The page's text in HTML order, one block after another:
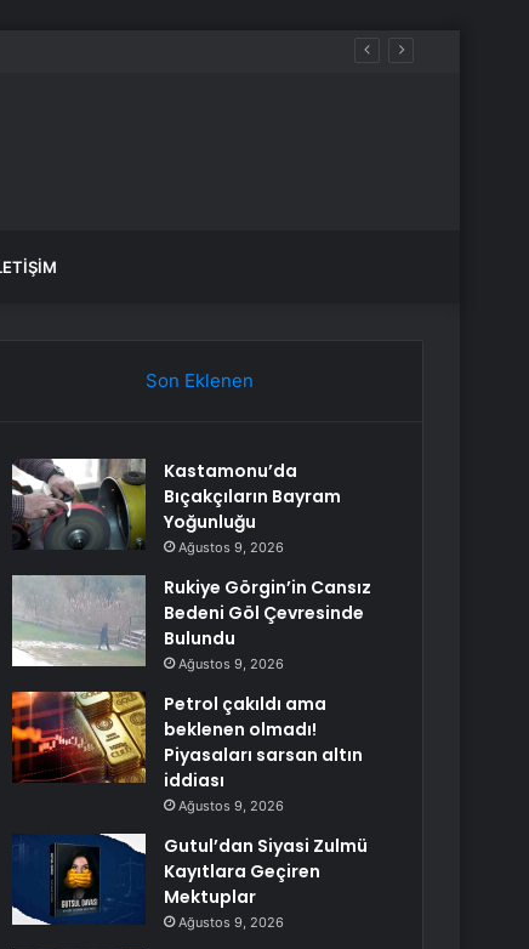
Son Eklenen
Kastamonu’da
Bıçakçıların Bayram
Yoğunluğu
Ağustos 9, 2026
Rukiye Görgin’in Cansız
Bedeni Göl Çevresinde
Bulundu
Ağustos 9, 2026
Petrol çakıldı ama
beklenen olmadı!
Piyasaları sarsan altın
iddiası
Ağustos 9, 2026
Gutul’dan Siyasi Zulmü
Kayıtlara Geçiren
Mektuplar
Ağustos 9, 2026